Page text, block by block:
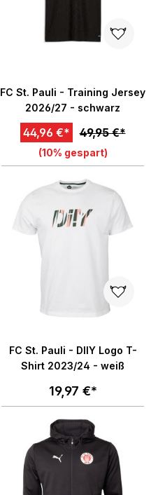
FC St. Pauli - Training Jersey
2026/27 - schwarz
44,96 €* 49,95 €*
(10% gespart)
FC St. Pauli - DIIY Logo T-
Shirt 2023/24 - weiß
19,97 €*